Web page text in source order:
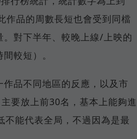
作品的周數長短也會受到同檔
對下半年、較晚上線/上映的
較短）。
品不同地區的反應，以及市
要放上前30名，基本上能夠進
能代表全局，不過因為是最